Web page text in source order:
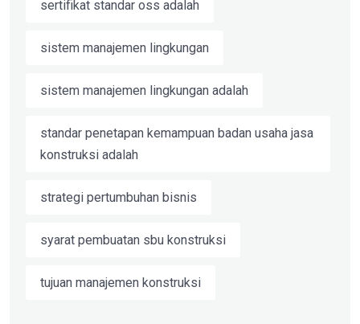
sertifikat standar oss adalah
sistem manajemen lingkungan
sistem manajemen lingkungan adalah
standar penetapan kemampuan badan usaha jasa
konstruksi adalah
strategi pertumbuhan bisnis
syarat pembuatan sbu konstruksi
tujuan manajemen konstruksi